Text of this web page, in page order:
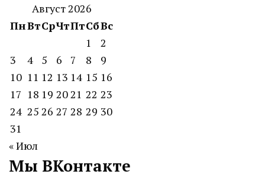
Август 2026
ПнВтСрЧтПтСбВс
1
2
3
4 5 6 7 8
9
10 11 12 13 14 15 16
17 18 19 2021 22 23
24 25 26 27 28 29 30
31
« Июл
Мы ВКонтакте